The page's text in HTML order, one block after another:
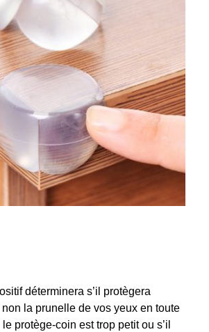
déterminera s’il protègera
la prunelle de vos yeux en toute
protège-coin est trop petit ou s’il